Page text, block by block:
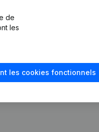
de
les
les cookies fonctionnels